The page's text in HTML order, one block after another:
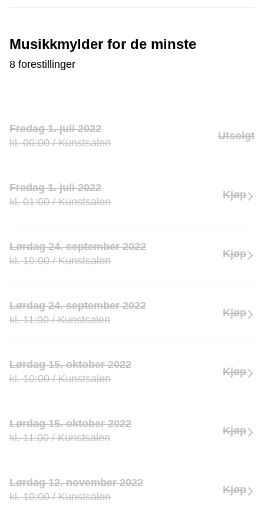
Musikkmylder for de minste
8 forestillinger
Fredag 1. juli 2022
kl. 00:00 / Kunstsalen
Utsolgt
Fredag 1. juli 2022
kl. 01:00 / Kunstsalen
Kjøp
Lørdag 24. september 2022
kl. 10:00 / Kunstsalen
Kjøp
Lørdag 24. september 2022
kl. 11:00 / Kunstsalen
Kjøp
Lørdag 15. oktober 2022
kl. 10:00 / Kunstsalen
Kjøp
Lørdag 15. oktober 2022
kl. 11:00 / Kunstsalen
Kjøp
Lørdag 12. november 2022
kl. 10:00 / Kunstsalen
Kjøp